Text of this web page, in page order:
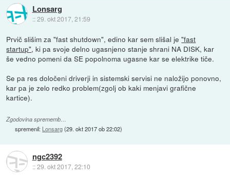
Lonsarg
::29. okt 2017, 21:59
Prvič slišim za "fast shutdown", edino kar sem slišal je"fast
startup", ki pa svoje delno ugasnjeno stanje shrani NA DISK, kar
še vedno pomeni da SE popolnoma ugasne kar se elektrike tiče.
Se pa res določeni driverji in sistemski servisi ne naložijo ponovno,
kar pa je zelo redko problem(zgolj ob kaki menjavi grafične
kartice).
Zgodovina sprememb…
spremenil: Lonsarg(29. okt 2017 ob 22:02)
ngc2392
::29. okt 2017, 22:10